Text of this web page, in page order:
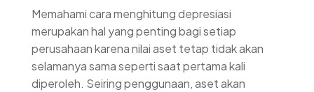
Memahami cara menghitung depresiasi
merupakan hal yang penting bagi setiap
perusahaan karena nilai aset tetap tidak akan
selamanya sama seperti saat pertama kali
diperoleh. Seiring penggunaan, aset akan